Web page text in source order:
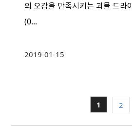
의 오감을 만족시키는 괴물 드라
(0...
2019-01-15
1 2